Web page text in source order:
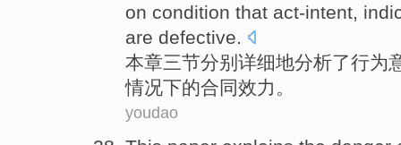
on condition that act-intent,
are defective.
本章三节分别 详细地分析了行为
情况下的合同效力 。
youdao